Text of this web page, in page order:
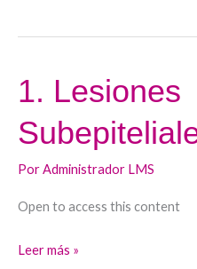
1. Lesiones
PorAdministrador LMS
Open to access this content
1.
Lesiones
Subepiteliales
Leer más »